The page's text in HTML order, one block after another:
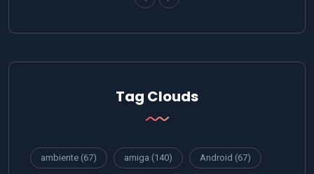
Tag Clouds
ambiente (67) amiga (140) Android (67)